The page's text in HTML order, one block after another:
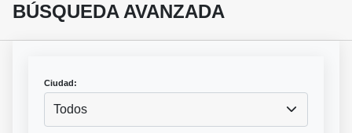
BÚSQUEDA AVANZADA
Ciudad:
Todos